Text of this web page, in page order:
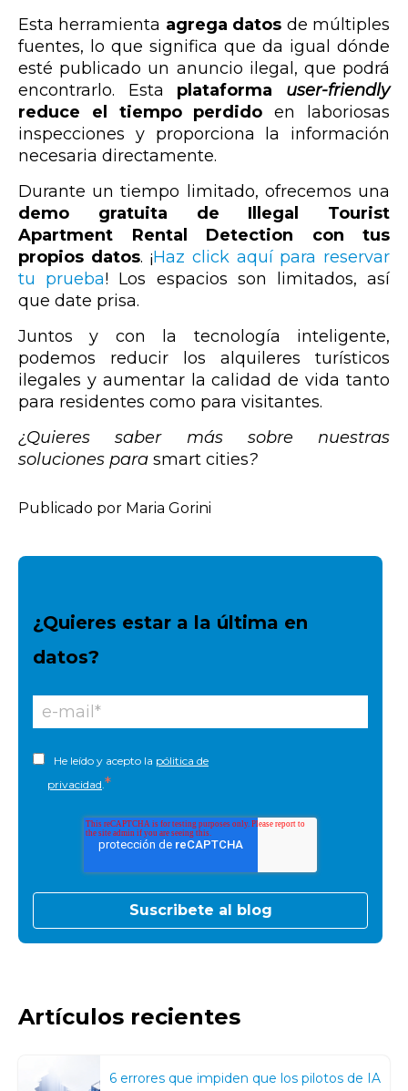
Esta herramienta agrega datos de múltiples
fuentes, lo que significa que da igual dónde
esté publicado un anuncio ilegal, que podrá
encontrarlo. Esta plataforma
user-friendly
reduce el tiempo perdido en laboriosas
inspecciones y proporciona la información
necesaria directamente.
Durante un tiempo limitado, ofrecemos una
demo gratuita de Illegal Tourist
Apartment Rental Detection con tus
propios datos. ¡Haz click aquí para reservar
tu prueba! Los espacios son limitados, así
que date prisa.
Juntos y con la tecnología inteligente,
podemos reducir los alquileres turísticos
ilegales y aumentar la calidad de vida tanto
para residentes como para visitantes.
¿Quieres saber más sobre nuestras
soluciones para smart cities?
Publicado por Maria Gorini
¿Quieres estar a la última en
datos?
He leído y acepto la pólitica de
privacidad.*
Artículos recientes
6 errores que impiden que los pilotos de IA